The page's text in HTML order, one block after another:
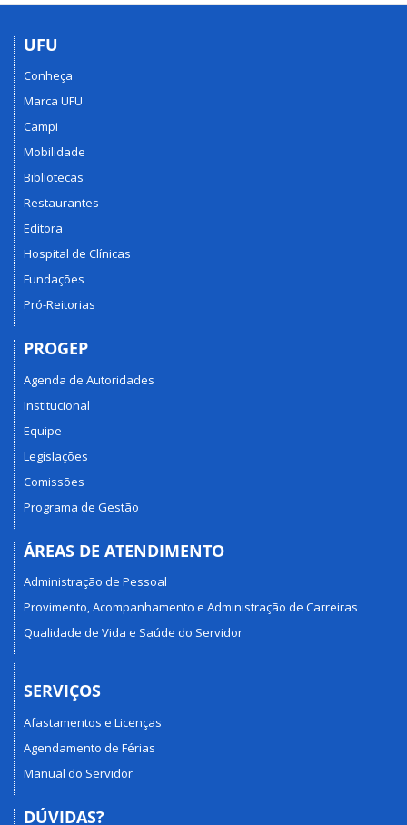
UFU
Conheça
Marca UFU
Campi
Mobilidade
Bibliotecas
Restaurantes
Editora
Hospital de Clínicas
Fundações
Pró-Reitorias
PROGEP
Agenda de Autoridades
Institucional
Equipe
Legislações
Comissões
Programa de Gestão
ÁREAS DE ATENDIMENTO
Administração de Pessoal
Provimento, Acompanhamento e Administração de Carreiras
Qualidade de Vida e Saúde do Servidor
SERVIÇOS
Afastamentos e Licenças
Agendamento de Férias
Manual do Servidor
DÚVIDAS?